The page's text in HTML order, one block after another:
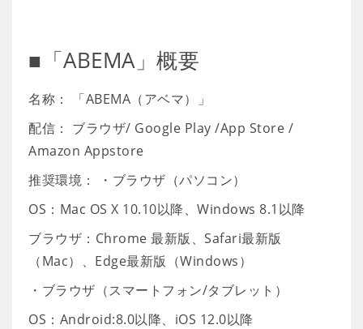
■「ABEMA」概要
名称： 「ABEMA（アベマ）」
配信： ブラウザ/ Google Play /App Store /
Amazon Appstore
推奨環境： ・ブラウザ（パソコン）
OS：Mac OS X 10.10以降、Windows 8.1以降
ブラウザ：Chrome 最新版、Safari最新版
（Mac）、Edge最新版（Windows）
・ブラウザ（スマートフォン/タブレット）
OS：Android:8.0以降、iOS 12.0以降